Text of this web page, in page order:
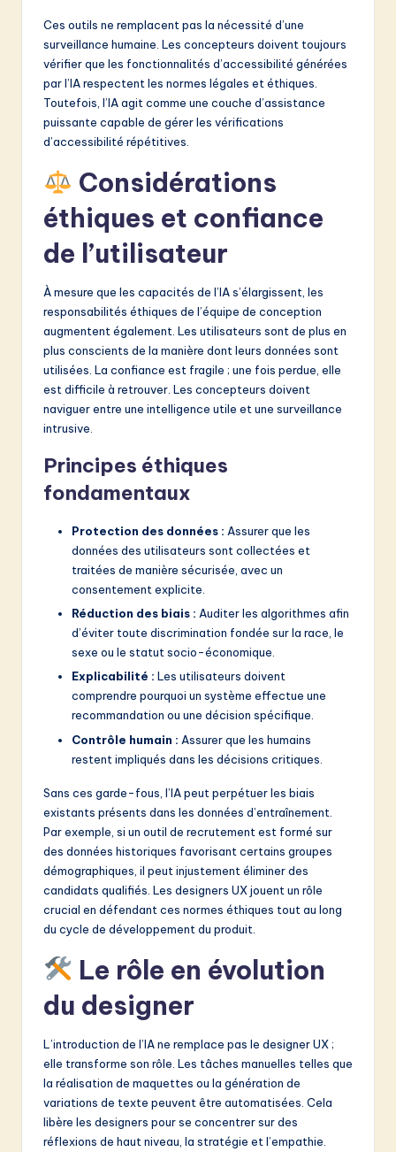
Ces outils ne remplacent pas la nécessité d’une
surveillance humaine. Les concepteurs doivent toujours
vérifier que les fonctionnalités d’accessibilité générées
par l’IA respectent les normes légales et éthiques.
Toutefois, l’IA agit comme une couche d’assistance
puissante capable de gérer les vérifications
d’accessibilité répétitives.
Considérations
éthiques et confiance
de l’utilisateur
À mesure que les capacités de l’IA s’élargissent, les
responsabilités éthiques de l’équipe de conception
augmentent également. Les utilisateurs sont de plus en
plus conscients de la manière dont leurs données sont
utilisées. La confiance est fragile ; une fois perdue, elle
est difficile à retrouver. Les concepteurs doivent
naviguer entre une intelligence utile et une surveillance
intrusive.
Principes éthiques
fondamentaux
Protection des données : Assurer que les
données des utilisateurs sont collectées et
traitées de manière sécurisée, avec un
consentement explicite.
Réduction des biais : Auditer les algorithmes afin
d’éviter toute discrimination fondée sur la race, le
sexe ou le statut socio-économique.
Explicabilité : Les utilisateurs doivent
comprendre pourquoi un système effectue une
recommandation ou une décision spécifique.
Contrôle humain : Assurer que les humains
restent impliqués dans les décisions critiques.
Sans ces garde-fous, l’IA peut perpétuer les biais
existants présents dans les données d’entraînement.
Par exemple, si un outil de recrutement est formé sur
des données historiques favorisant certains groupes
démographiques, il peut injustement éliminer des
candidats qualifiés. Les designers UX jouent un rôle
crucial en défendant ces normes éthiques tout au long
du cycle de développement du produit.
Le rôle en évolution
du designer
L’introduction de l’IA ne remplace pas le designer UX ;
elle transforme son rôle. Les tâches manuelles telles que
la réalisation de maquettes ou la génération de
variations de texte peuvent être automatisées. Cela
libère les designers pour se concentrer sur des
réflexions de haut niveau, la stratégie et l’empathie.